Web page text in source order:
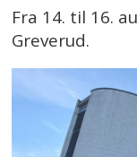
Fra 14. til 16.
Greverud.